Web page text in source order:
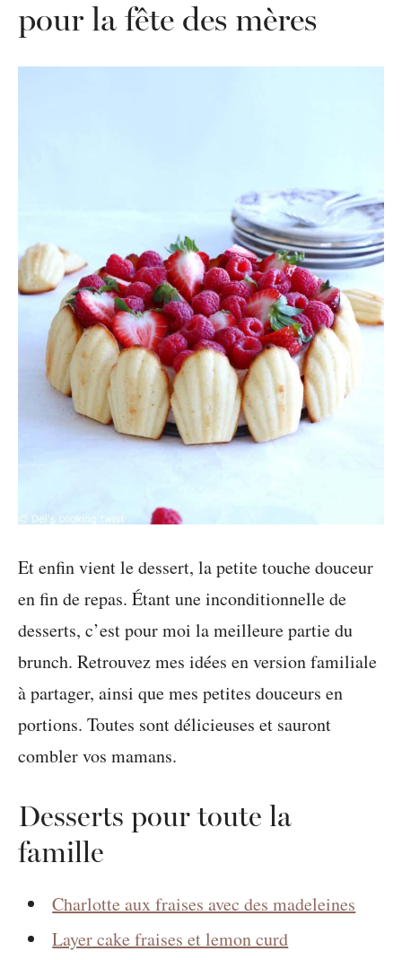
pour la fête des mères
Et enfin vient le dessert, la petite touche douceur
en fin de repas. Étant une inconditionnelle de
desserts, c’est pour moi la meilleure partie du
brunch. Retrouvez mes idées en version familiale
à partager, ainsi que mes petites douceurs en
portions. Toutes sont délicieuses et sauront
combler vos mamans.
Desserts pour toute la
famille
Charlotte aux fraises avec des madeleines
Layer cake fraises et lemon curd